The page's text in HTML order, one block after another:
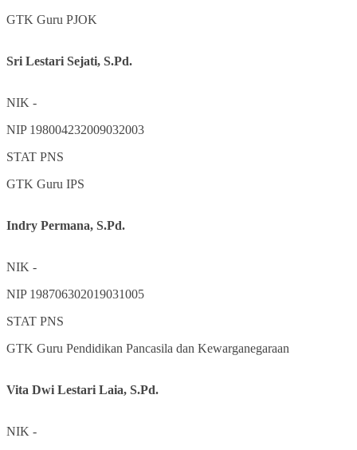
GTK Guru PJOK
Sri Lestari Sejati, S.Pd.
NIK -
NIP 198004232009032003
STAT PNS
GTK Guru IPS
Indry Permana, S.Pd.
NIK -
NIP 198706302019031005
STAT PNS
GTK Guru Pendidikan Pancasila dan Kewarganegaraan
Vita Dwi Lestari Laia, S.Pd.
NIK -